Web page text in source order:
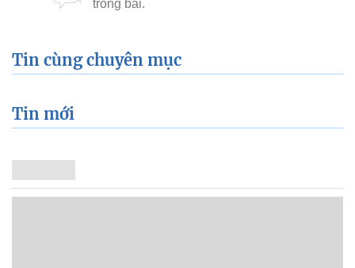
Tin cùng chuyên mục
Tin mới